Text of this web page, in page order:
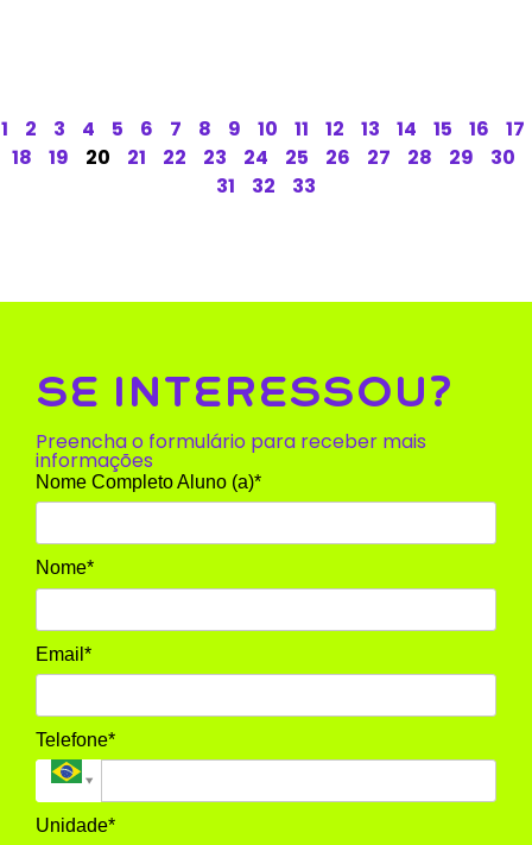
1 2 3 4 5 6 7 8 9 10 11 12 13 14 15 16
17
18
19 20 21 22 23 24 25 26 27 28 29
30
31
32 33
SE INTERESSOU?
Preencha o formulário para receber mais
informações
Nome Completo Aluno (a)*
Nome*
Email*
Telefone*
Unidade*